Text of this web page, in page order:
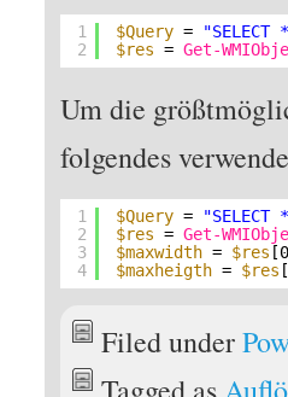
1
2
$Query =
$res = Get-
Um die
folgendes
1
2
3
4
$Query =
$res = Get-
$maxwidth = $res
$maxheigth = $res
Filed under